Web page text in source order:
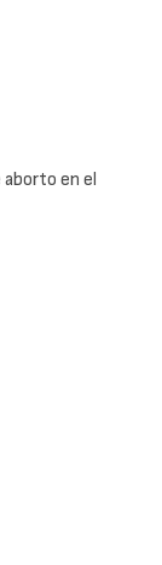
en el